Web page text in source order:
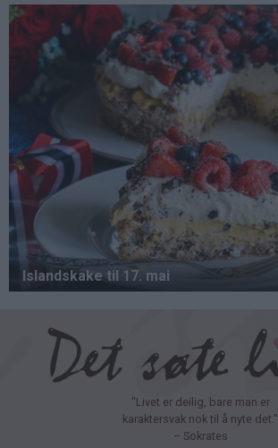
Hopp
hovedinnhold
"Livet er deilig, bare man er
karaktersvak nok til å nyte det."
– Sokrates